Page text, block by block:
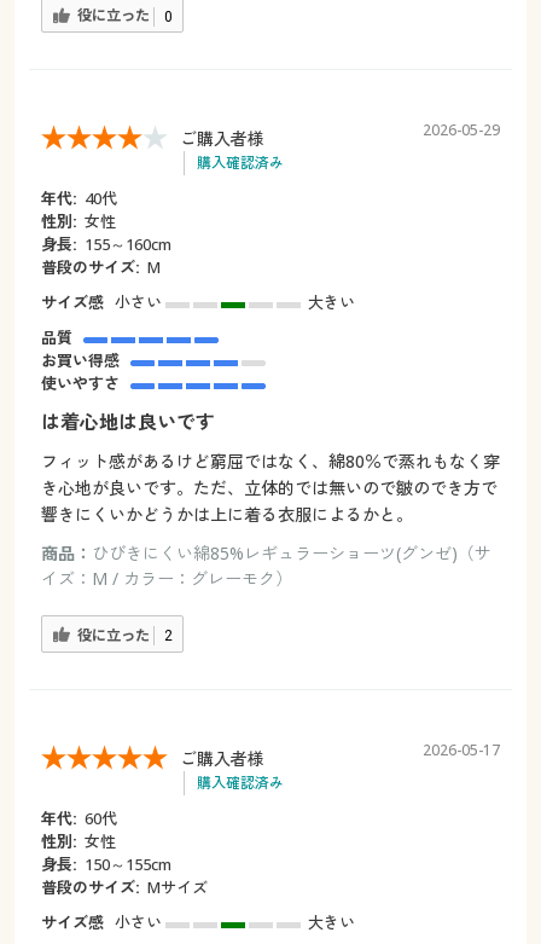
役に立った 0
ご購入者様
購入確認済み
2026-05-29
年代: 40代
性別: 女性
身長: 155～160cm
普段のサイズ: М
サイズ感 小さい
大きい
品質
お買い得感
使いやすさ
は着心地は良いです
フィット感があるけど窮屈ではなく、綿80％で蒸れもなく穿
き心地が良いです。ただ、立体的では無いので皺のでき方で
響きにくいかどうかは上に着る衣服によるかと。
商品： ひびきにくい綿85%レギュラーショーツ(グンゼ)（サ
イズ：M / カラー：グレーモク）
役に立った 2
ご購入者様
購入確認済み
2026-05-17
年代: 60代
性別: 女性
身長: 150～155cm
普段のサイズ: Мサイズ
サイズ感 小さい
大きい